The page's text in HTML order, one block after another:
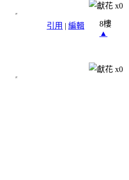
x0
引用 | 編輯
8樓
▲
x0